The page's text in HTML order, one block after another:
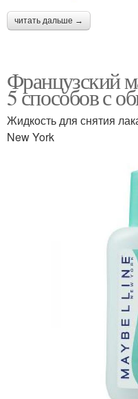
читать дальше →
Французский
5 способов с
Жидкость для снятия
New York